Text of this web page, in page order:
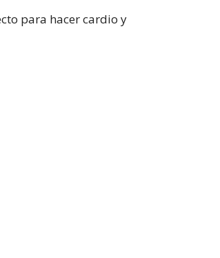
para hacer cardio y